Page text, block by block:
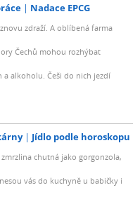
Nadace EPCG
zdraží. A oblíbená farma
Čechů mohou rozhýbat
a alkoholu. Češi do nich jezdí
Jídlo podle horoskopu
chutná jako gorgonzola,
vás do kuchyně u babičky i